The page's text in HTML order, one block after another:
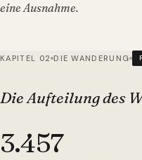
eine Ausnahme.
KAPITEL 02 DIE WANDERUNG
Die Aufteilung des
3.457